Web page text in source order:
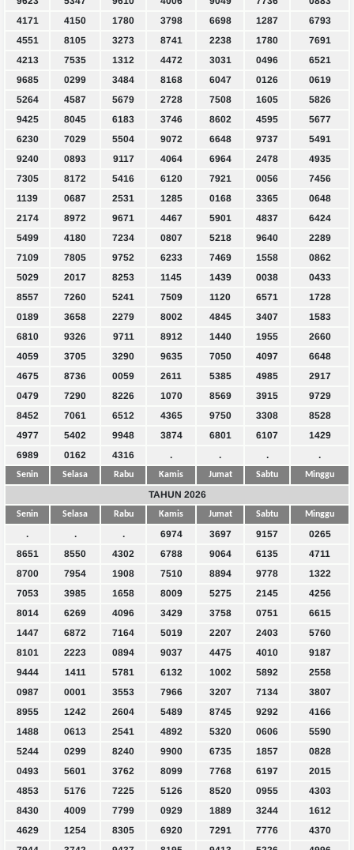
4171
4150 1780 3798 6698 1287
6793
4551
8105 3273 8741 2238 1780
7691
4213
7535 1312 4472 3031 0496
6521
9685
0299 3484 8168 6047 0126
0619
5264
4587 5679 2728 7508 1605
5826
9425
8045 6183 3746 8602 4595
5677
6230
7029 5504 9072 6648 9737
5491
9240
0893 9117 4064 6964 2478
4935
7305
8172 5416 6120 7921 0056
7456
1139
0687 2531 1285 0168 3365
0648
2174
8972 9671 4467 5901 4837
6424
5499
4180 7234 0807 5218 9640
2289
7109
7805 9752 6233 7469 1558
0862
5029
2017 8253 1145 1439 0038
0433
8557
7260 5241 7509 1120 6571
1728
0189
3658 2279 8002 4845 3407
1583
6810
9326 9711 8912 1440 1955
2660
4059
3705 3290 9635 7050 4097
6648
4675
8736 0059 2611 5385 4985
2917
0479
7290 8226 1070 8569 3915
9729
8452
7061 6512 4365 9750 3308
8528
4977
5402 9948 3874 6801 6107
1429
6989
0162 4316 . . . .
Senin Selasa Rabu Kamis Jumat Sabtu Minggu
TAHUN 2026
Senin Selasa Rabu Kamis Jumat Sabtu Minggu
. . . 6974 3697 9157
0265
8651
8550 4302 6788 9064 6135
4711
8700
7954 1908 7510 8894 9778
1322
7053
3985 1658 8009 5275 2145
4256
8014
6269 4096 3429 3758 0751
6615
1447
6872 7164 5019 2207 2403
5760
8101
2223 0894 9037 4475 4010
9187
9444
1411 5781 6132 1002 5892
2558
0987
0001 3553 7966 3207 7134
3807
8955
1242 2604 5489 8745 9292
4166
1488
0613 2541 4892 5320 0606
5590
5244
0299 8240 9900 6735 1857
0828
0493
5601 3762 8099 7768 6197
2015
4853
5176 7225 5126 8520 0955
4303
8430
4009 7799 0929 1889 3244
1612
4629
1254 8305 6920 7291 7776
4370